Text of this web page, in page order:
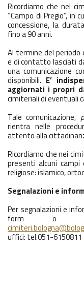
Ricordiamo che nel
“Campo di Pregio”,
concessione, la
fino a 90 anni.
Al termine del periodo
e di contatto lasciati
una comunicazione
disponibili. E’
aggiornati i propri
cimiteriali di eventuali
Tale comunicazione,
rientra nelle
attento alla
Ricordiamo che nei
presenti alcuni
religiose: islamico,
Segnalazioni e
Per segnalazioni e
form o
uffici: tel.051-6150811